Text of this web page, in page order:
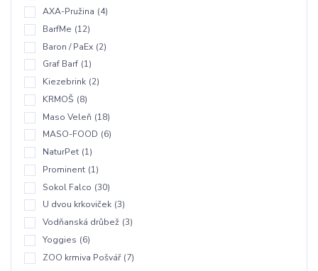
AXA-Pružina (4)
BarfMe (12)
Baron / PaEx (2)
Graf Barf (1)
Kiezebrink (2)
KRMOŠ (8)
Maso Veleň (18)
MASO-FOOD (6)
NaturPet (1)
Prominent (1)
Sokol Falco (30)
U dvou krkoviček (3)
Vodňanská drůbež (3)
Yoggies (6)
ZOO krmiva Pošvář (7)